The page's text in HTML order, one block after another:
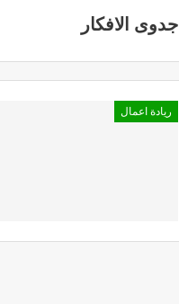
جدوى الافكار
ريادة اعمال